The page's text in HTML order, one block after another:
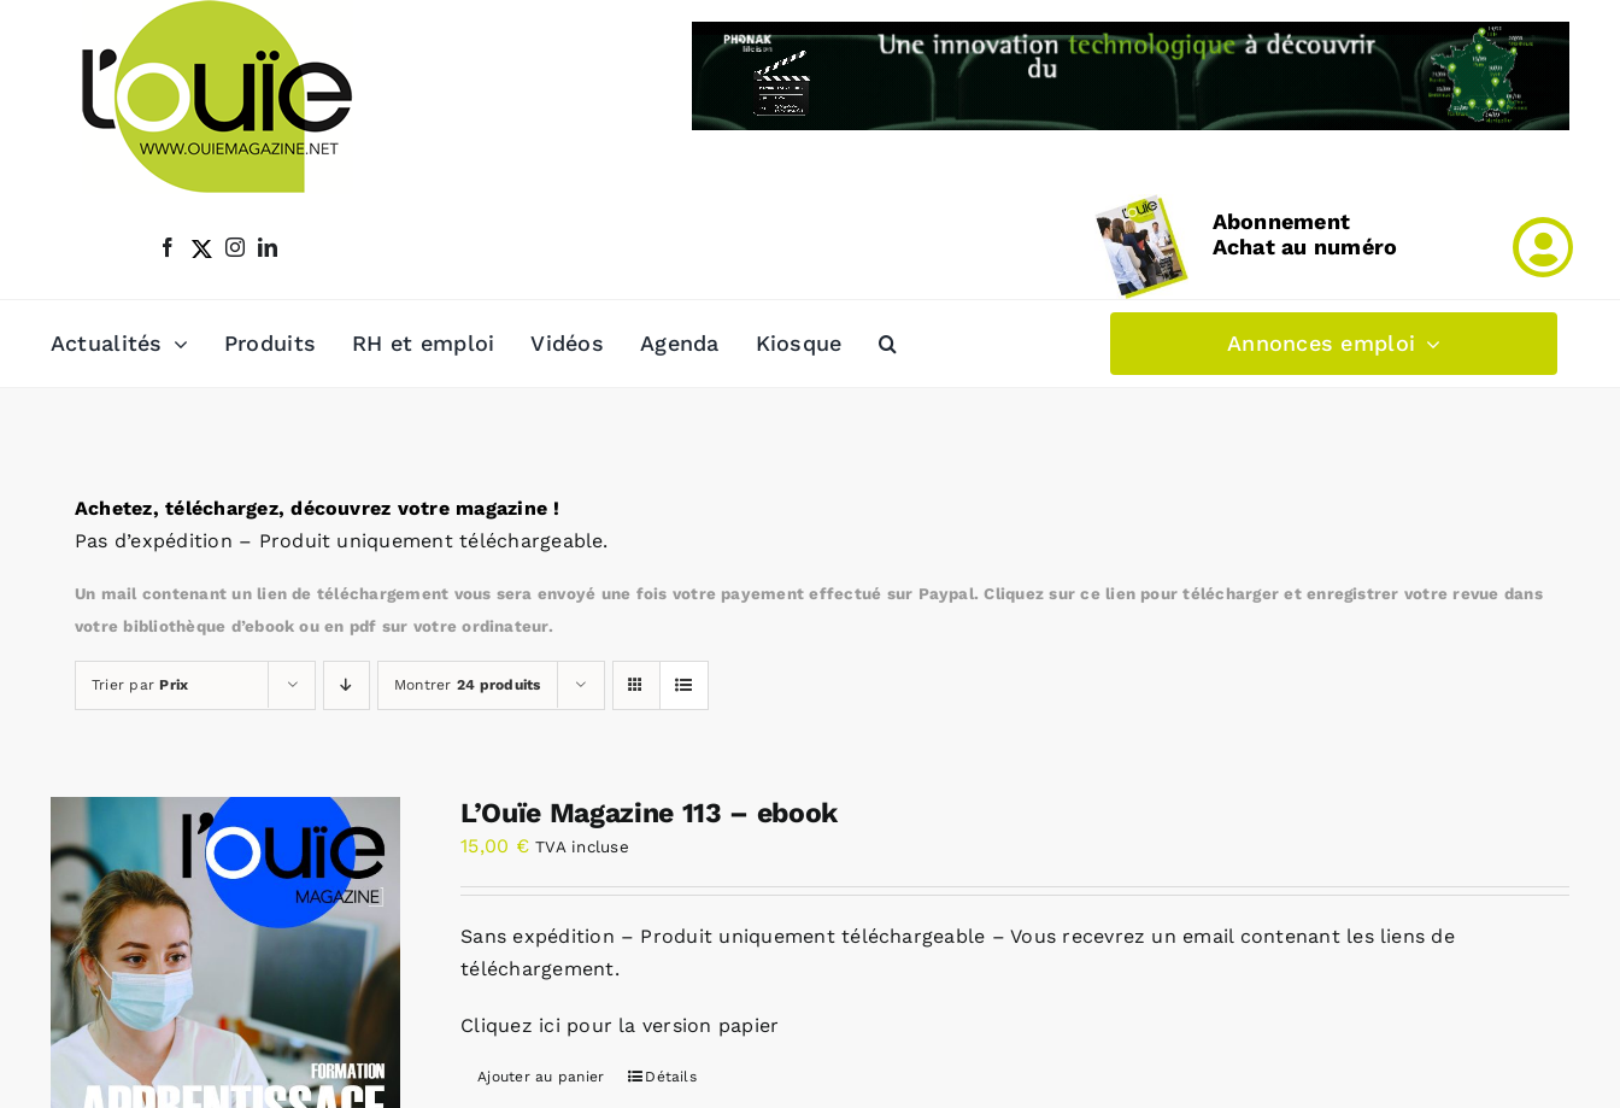
Abonnement
Achat au numéro
Actualités Produits RH et emploi Vidéos Agenda Kiosque Annonces emploi
Achetez, téléchargez, découvrez votre magazine !
Pas d’expédition – Produit uniquement téléchargeable.
Un mail contenant un lien de téléchargement vous sera envoyé une fois votre payement effectué sur Paypal. Cliquez sur ce lien pour télécharger et enregistrer votre revue dans
votre bibliothèque d’ebook ou en pdf sur votre ordinateur.
Trier parPrix Montrer 24 produits
L’Ouïe Magazine 113 – ebook
15,00 € TVA incluse
Sans expédition – Produit uniquement téléchargeable – Vous recevrez un email contenant les liens de
téléchargement.
Cliquez ici pour la version papier
Ajouter au panier Détails